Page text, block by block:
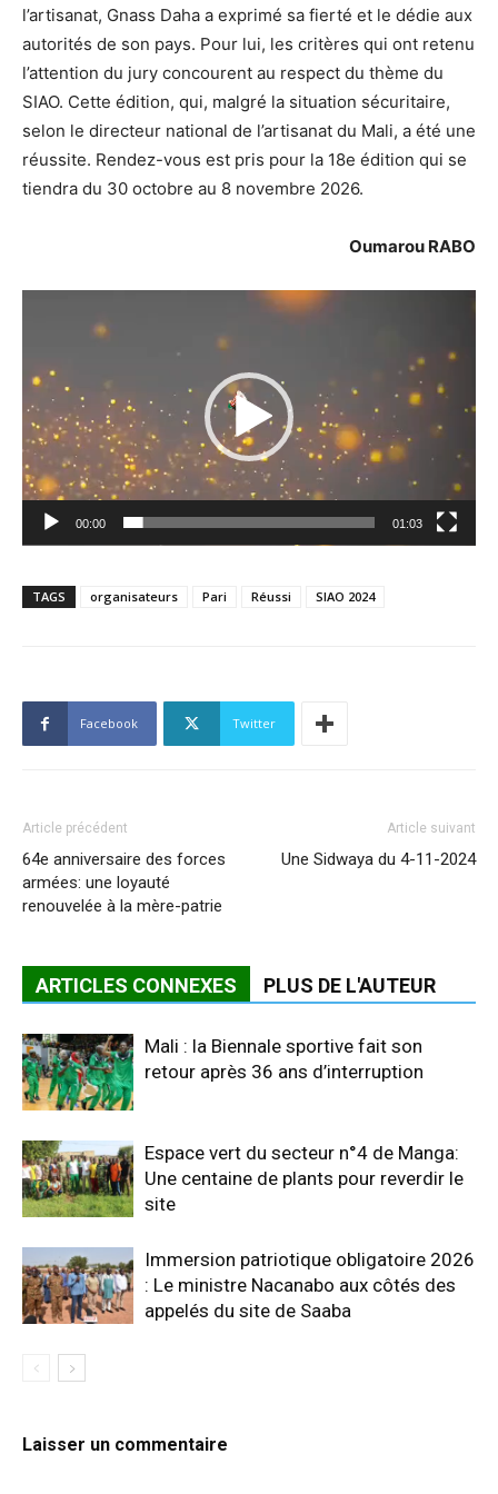
l’artisanat, Gnass Daha a exprimé sa fierté et le dédie aux
autorités de son pays. Pour lui, les critères qui ont retenu
l’attention du jury concourent au respect du thème du
SIAO. Cette édition, qui, malgré la situation sécuritaire,
selon le directeur national de l’artisanat du Mali, a été une
réussite. Rendez-vous est pris pour la 18e édition qui se
tiendra du 30 octobre au 8 novembre 2026.
Oumarou RABO
Lecteur
00:00 01:03
TAGS organisateurs Pari Réussi SIAO 2024
Facebook Twitter
Article précédent
64e anniversaire des forces
armées: une loyauté
renouvelée à la mère-patrie
Article suivant
Une Sidwaya du 4-11-2024
ARTICLES CONNEXES PLUS DE L'AUTEUR
Mali : la Biennale sportive fait son
retour après 36 ans d’interruption
Espace vert du secteur n°4 de Manga:
Une centaine de plants pour reverdir le
site
Immersion patriotique obligatoire 2026
: Le ministre Nacanabo aux côtés des
appelés du site de Saaba
Laisser un commentaire